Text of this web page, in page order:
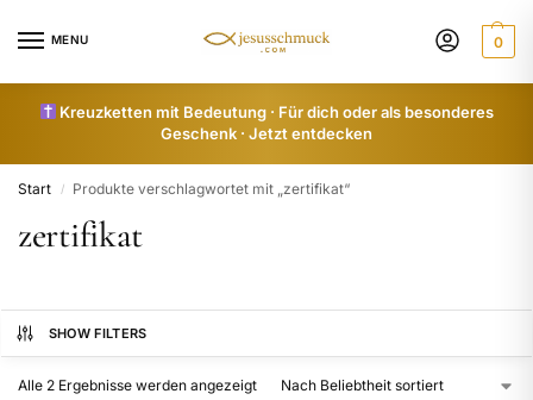
MENU 0
Kreuzketten mit Bedeutung · Für dich oder als besonderes
Geschenk · Jetzt entdecken
Start / Produkte verschlagwortet mit „zertifikat“
zertifikat
SHOW FILTERS
Alle 2 Ergebnisse werden angezeigt